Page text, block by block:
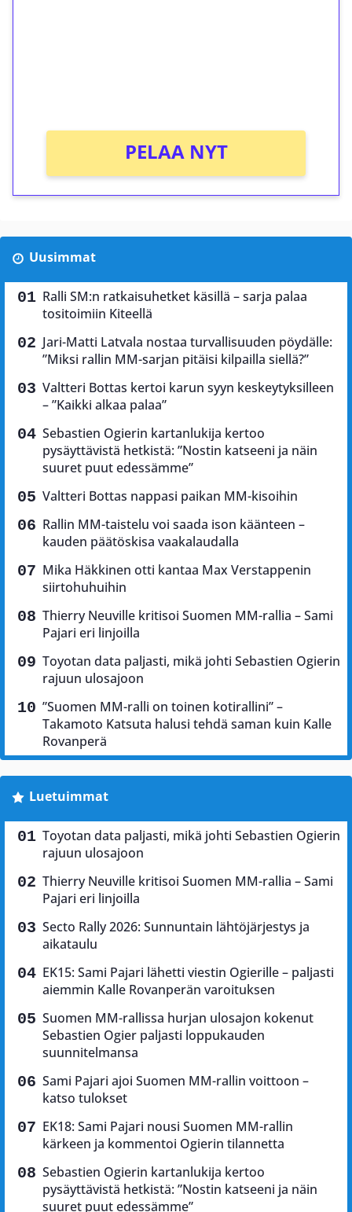
PELAA NYT
Uusimmat
Ralli SM:n ratkaisuhetket käsillä – sarja palaa
tositoimiin Kiteellä
Jari-Matti Latvala nostaa turvallisuuden pöydälle:
”Miksi rallin MM-sarjan pitäisi kilpailla siellä?”
Valtteri Bottas kertoi karun syyn keskeytyksilleen
– ”Kaikki alkaa palaa”
Sebastien Ogierin kartanlukija kertoo
pysäyttävistä hetkistä: ”Nostin katseeni ja näin
suuret puut edessämme”
Valtteri Bottas nappasi paikan MM-kisoihin
Rallin MM-taistelu voi saada ison käänteen –
kauden päätöskisa vaakalaudalla
Mika Häkkinen otti kantaa Max Verstappenin
siirtohuhuihin
Thierry Neuville kritisoi Suomen MM-rallia – Sami
Pajari eri linjoilla
Toyotan data paljasti, mikä johti Sebastien Ogierin
rajuun ulosajoon
”Suomen MM-ralli on toinen kotirallini” –
Takamoto Katsuta halusi tehdä saman kuin Kalle
Rovanperä
Luetuimmat
Toyotan data paljasti, mikä johti Sebastien Ogierin
rajuun ulosajoon
Thierry Neuville kritisoi Suomen MM-rallia – Sami
Pajari eri linjoilla
Secto Rally 2026: Sunnuntain lähtöjärjestys ja
aikataulu
EK15: Sami Pajari lähetti viestin Ogierille – paljasti
aiemmin Kalle Rovanperän varoituksen
Suomen MM-rallissa hurjan ulosajon kokenut
Sebastien Ogier paljasti loppukauden
suunnitelmansa
Sami Pajari ajoi Suomen MM-rallin voittoon –
katso tulokset
EK18: Sami Pajari nousi Suomen MM-rallin
kärkeen ja kommentoi Ogierin tilannetta
Sebastien Ogierin kartanlukija kertoo
pysäyttävistä hetkistä: ”Nostin katseeni ja näin
suuret puut edessämme”